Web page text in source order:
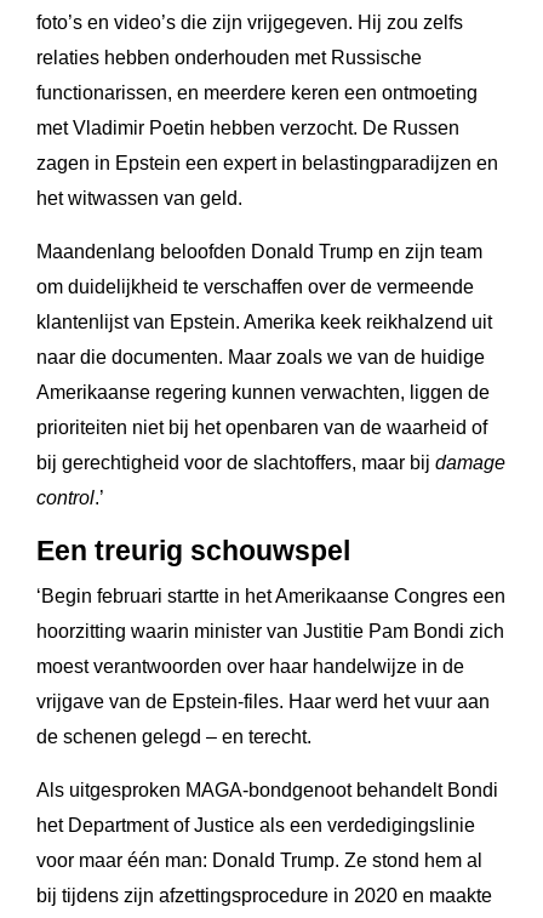
foto’s en video’s die zijn vrijgegeven. Hij zou zelfs
relaties hebben onderhouden met Russische
functionarissen, en meerdere keren een ontmoeting
met Vladimir Poetin hebben verzocht. De Russen
zagen in Epstein een expert in belastingparadijzen en
het witwassen van geld.
Maandenlang beloofden Donald Trump en zijn team
om duidelijkheid te verschaffen over de vermeende
klantenlijst van Epstein. Amerika keek reikhalzend uit
naar die documenten. Maar zoals we van de huidige
Amerikaanse regering kunnen verwachten, liggen de
prioriteiten niet bij het openbaren van de waarheid of
bij gerechtigheid voor de slachtoffers, maar bij damage
control.’
Een treurig schouwspel
‘Begin februari startte in het Amerikaanse Congres een
hoorzitting waarin minister van Justitie Pam Bondi zich
moest verantwoorden over haar handelwijze in de
vrijgave van de Epstein-files. Haar werd het vuur aan
de schenen gelegd – en terecht.
Als uitgesproken MAGA-bondgenoot behandelt Bondi
het Department of Justice als een verdedigingslinie
voor maar één man: Donald Trump. Ze stond hem al
bij tijdens zijn afzettingsprocedure in 2020 en maakte